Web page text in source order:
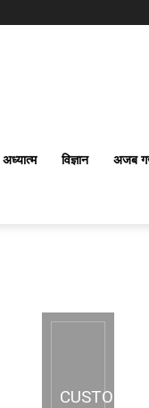
अध्यात्म विज्ञान अजब
CUSTOM